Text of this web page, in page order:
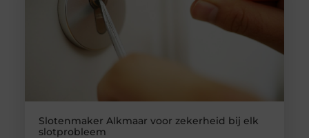
Slotenmaker Alkmaar voor zekerheid bij elk
slotprobleem